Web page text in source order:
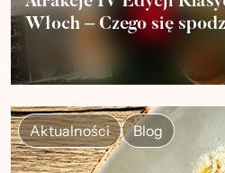
Włoch – Czego się
Aktualności Blog